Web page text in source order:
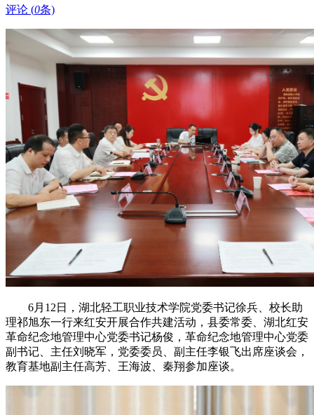
评论 (0条)
6月12日，湖北轻工职业技术学院党委书记徐兵、校长助
理祁旭东一行来红安开展合作共建活动，县委常委、湖北红安
革命纪念地管理中心党委书记杨俊，革命纪念地管理中心党委
副书记、主任刘晓军，党委委员、副主任李银飞出席座谈会，
教育基地副主任高芳、王海波、秦翔参加座谈。